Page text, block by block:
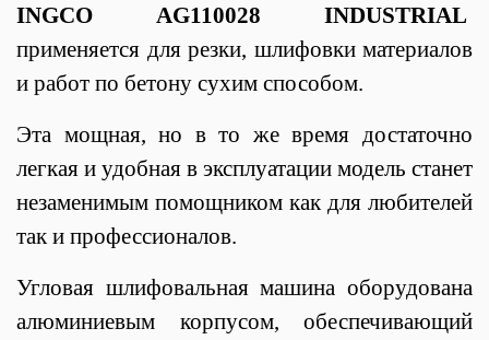
INGCO AG110028 INDUSTRIAL
применяется для резки, шлифовки материалов
и работ по бетону сухим способом.
Эта мощная, но в то же время достаточно
легкая и удобная в эксплуатации модель станет
незаменимым помощником как для любителей
так и профессионалов.
Угловая шлифовальная машина оборудована
алюминиевым корпусом, обеспечивающий